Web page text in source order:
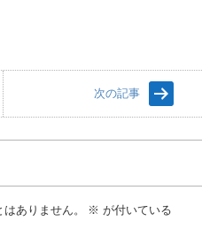
次の記事
ありません。 ※ が付いている